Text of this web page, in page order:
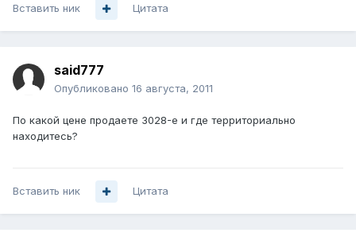
Вставить ник Цитата
said777
Опубликовано 16 августа, 2011
По какой цене продаете 3028-е и где территориально
находитесь?
Вставить ник Цитата